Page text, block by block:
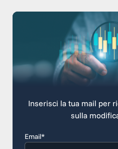
Inserisci la tua mail per
sulla
Email*